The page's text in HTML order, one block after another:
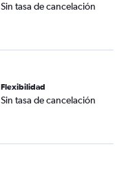
Sin tasa de cancelación
Flexibilidad
Sin tasa de cancelación